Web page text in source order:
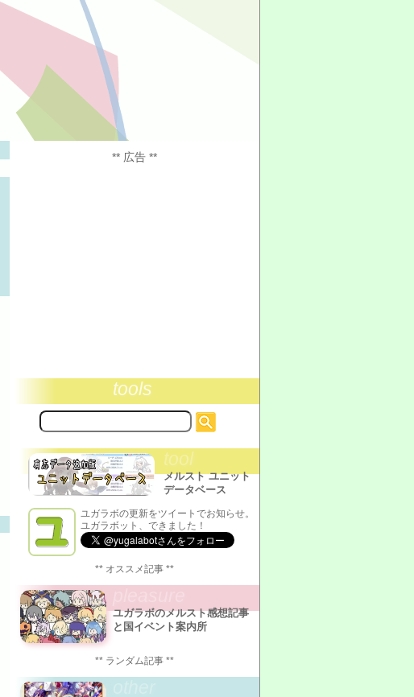
** 広告 **
tools
サ
イ
内
検
索:
tool
メルスト ユニット
データベース
ユガラボの更新をツイートでお知らせ。
ユガラボット、できました！
** オススメ記事 **
ユガラボのメルスト感想記事
と国イベント案内所
** ランダム記事 **